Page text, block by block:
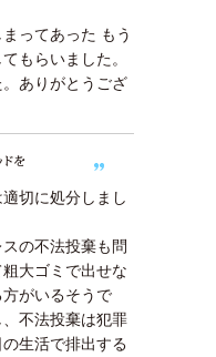
ってあった もう
もらいました。
ありがとうござ
切に処分しまし
の不法投棄も問
大ゴミで出せな
がいるそうで
不法投棄は犯罪
生活で排出する